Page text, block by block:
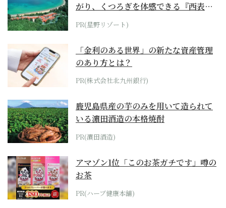
がり、くつろぎを体感できる『西表島
ホテル by...
PR(星野リゾート)
「金利のある世界」の新たな資産管理
のあり方とは？
PR(株式会社北九州銀行)
鹿児島県産の芋のみを用いて造られて
いる濵田酒造の本格焼酎
PR(濵田酒造)
アマゾン1位「このお茶ガチです」噂の
お茶
PR(ハーブ健康本舗)